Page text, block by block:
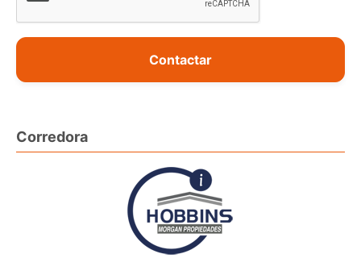
Contactar
Corredora